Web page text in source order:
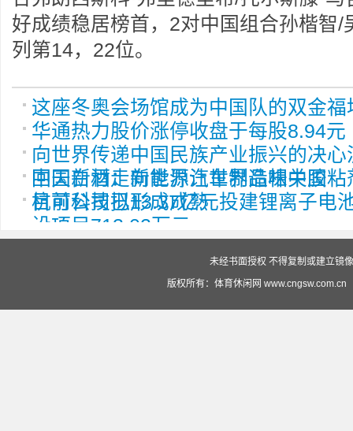
好成绩稳居榜首，2对中国组合孙楷智/
列第14，22位。
这座冬奥会场馆成为中国队的双金福
华通热力股价涨停收盘于每股8.94元
向世界传递中国民族产业振兴的决
中国白酒走向世界让世界品味中国
回天新材：新能源汽车制造相关胶
目前公司已形成成熟
杭可科技拟13.37亿元投建锂离子电
设项目713.02万元
未经书面授权 不得复制或建立镜
版权所有：体育休闲网